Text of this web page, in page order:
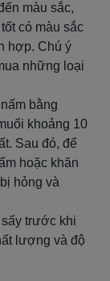
màu sắc,
có màu sắc
hợp. Chú ý
những loại
bằng
khoảng 10
Sau đó, để
hoặc khăn
hỏng và
trước khi
lượng và độ